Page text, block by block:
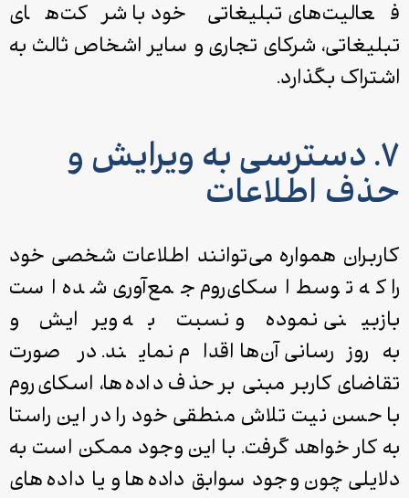
فعالیت‌های تبلیغاتی خود با شرکت‌های
تبلیغاتی، شرکای تجاری و سایر اشخاص ثالث به
اشتراک بگذارد.
۷. دسترسی به ویرایش و
حذف اطلاعات
کاربران همواره می‌توانند اطلاعات شخصی خود
را که توسط اسکای‌روم جمع‌آوری شده‌ است
بازبینی نموده و نسبت به ویرایش و
به‌روزرسانی آن‌ها اقدام نمایند. در صورت
تقاضای کاربر مبنی بر حذف داده‌ها، اسکای­‌روم
با حسن نیت تلاش منطقی خود را در این راستا
به کار خواهد گرفت. با این وجود ممکن است به
دلایلی چون وجود سوابق داده‌ها و یا داده‌های